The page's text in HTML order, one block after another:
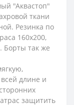
"Аквастоп"
ткани
Резинка по
160х200,
Борты так же
длине и
защитить